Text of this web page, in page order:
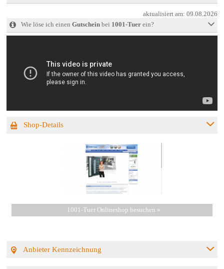
aktualisiert am:09.08.2026
Wie löse ich einen Gutscheinbei 1001-Tuerein?
Shop-Details
1001-Tuer Onlineshop besuchen »
Anbieter Kennzeichnung